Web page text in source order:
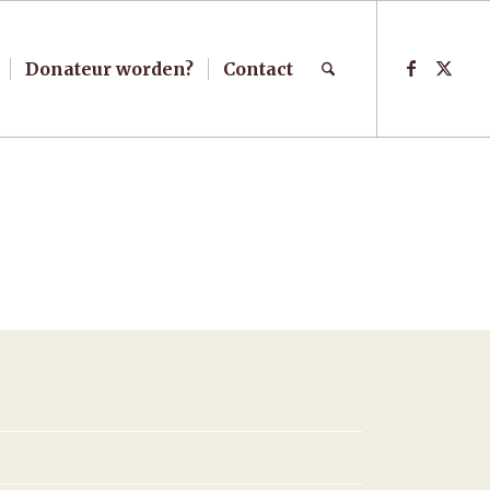
Donateur worden? Contact